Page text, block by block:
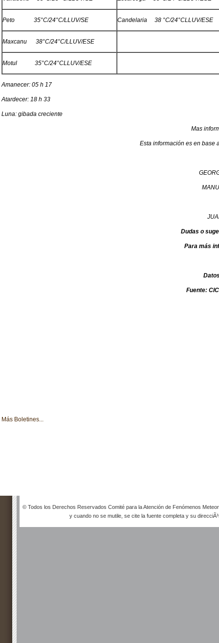
Peto 35°C/24°C/LLUV/SE Candelaria 38 °C/24°CLLUV/ESE
Maxcanu 38°C/24°C/LLUV/ESE
Motul 35°C/24°CLLUV/ESE
Amanecer: 05 h 17
Atardecer: 18 h 33
Luna: gibada creciente
Mas
Esta información es en base
Dudas o
Para más
Fuente:
Más Boletines...
© Todos los Derechos Reservados Comité para la Atención de Fenómenos
y cuando no se mutile, se cite la fuente completa y su